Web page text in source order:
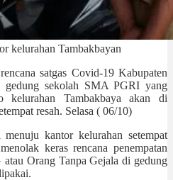
kelurahan Tambakbayan
satgas Covid-19 Kabupaten
gedung sekolah SMA PGRI yang
kelurahan Tambakbaya akan di
resah. Selasa ( 06/10)
menuju kantor kelurahan setempat
keras rencana penempatan
Orang Tanpa Gejala di gedung